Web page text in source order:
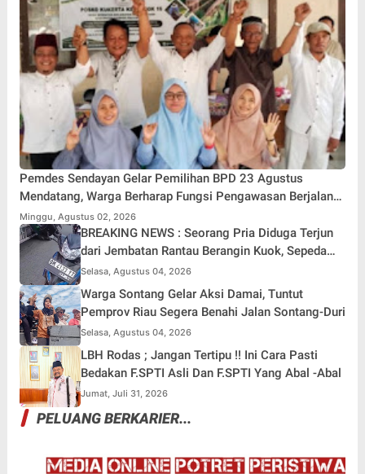
Pemdes Sendayan Gelar Pemilihan BPD 23 Agustus
Mendatang, Warga Berharap Fungsi Pengawasan Berjalan
Maksimal
Minggu, Agustus 02, 2026
BREAKING NEWS : Seorang Pria Diduga Terjun
dari Jembatan Rantau Berangin Kuok, Sepeda
Motor Ditinggal di Lokasi
Selasa, Agustus 04, 2026
Warga Sontang Gelar Aksi Damai, Tuntut
Pemprov Riau Segera Benahi Jalan Sontang-Duri
Selasa, Agustus 04, 2026
LBH Rodas ; Jangan Tertipu !! Ini Cara Pasti
Bedakan F.SPTI Asli Dan F.SPTI Yang Abal -Abal
Jumat, Juli 31, 2026
PELUANG BERKARIER...